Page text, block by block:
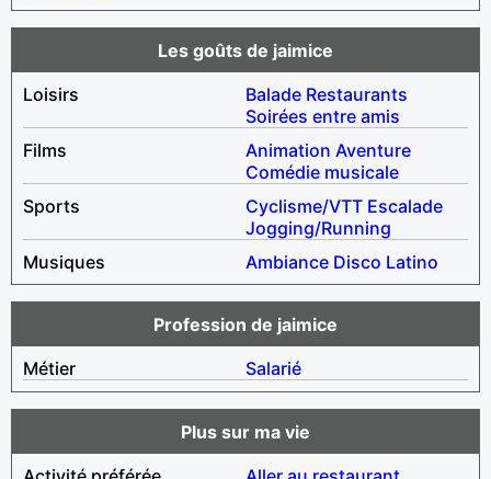
Les goûts de jaimice
Loisirs
Balade Restaurants
Soirées entre amis
Films
Animation Aventure
Comédie musicale
Sports
Cyclisme/VTT Escalade
Jogging/Running
Musiques
Ambiance Disco Latino
Profession de jaimice
Métier
Salarié
Plus sur ma vie